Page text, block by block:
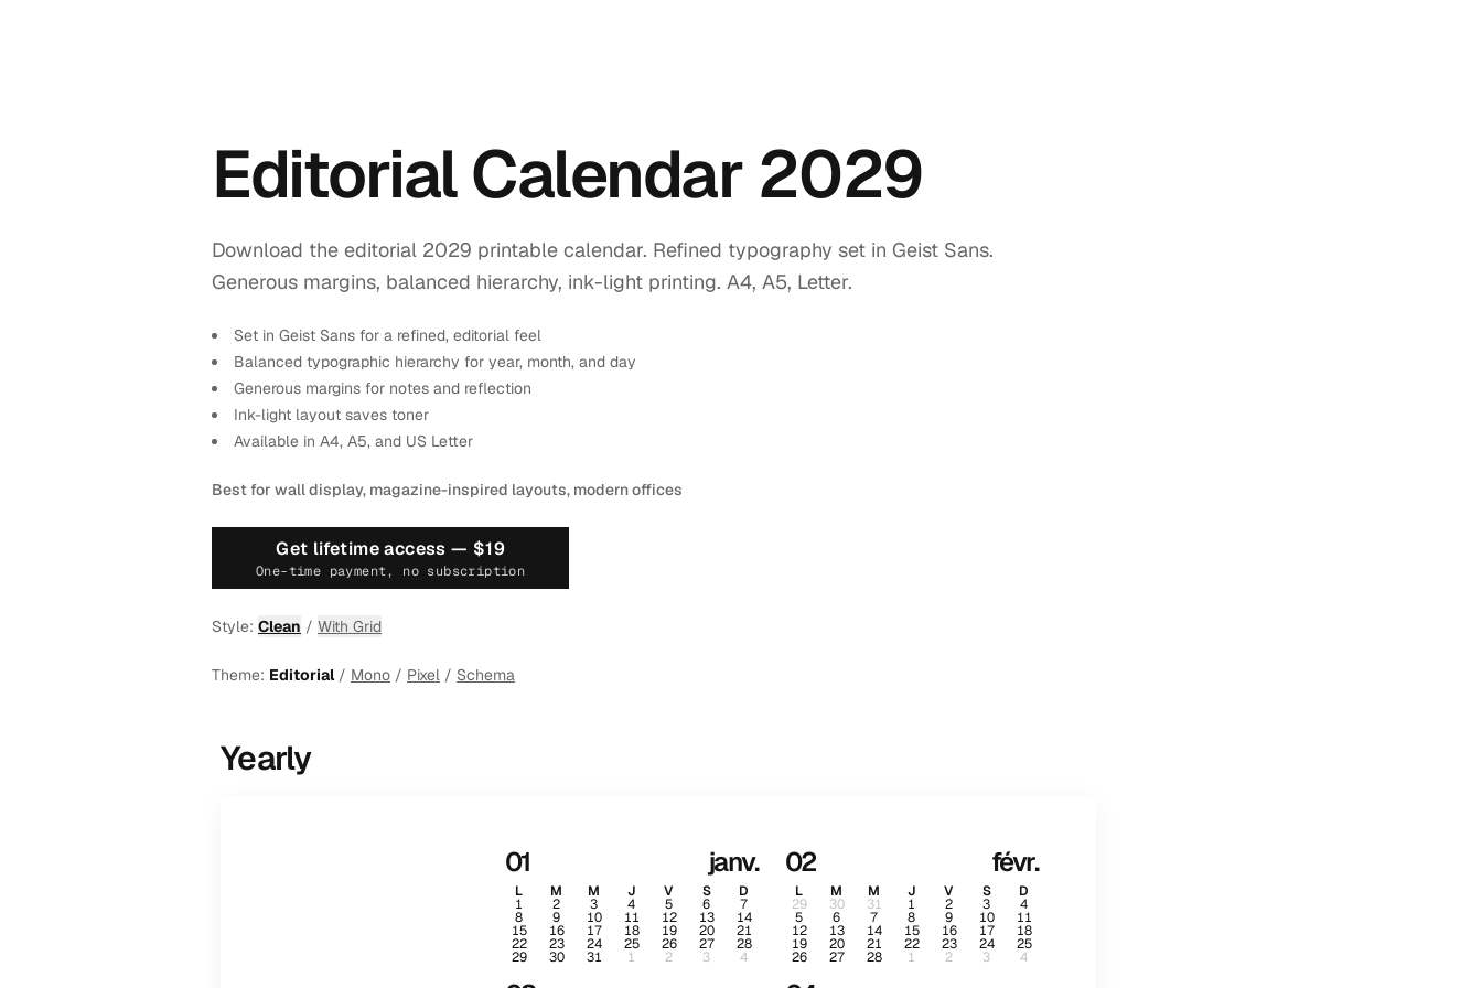
Editorial Calendar 2029
Download the editorial 2029 printable calendar. Refined typography set in Geist Sans.
Generous margins, balanced hierarchy, ink-light printing. A4, A5, Letter.
Set in Geist Sans for a refined, editorial feel
Balanced typographic hierarchy for year, month, and day
Generous margins for notes and reflection
Ink-light layout saves toner
Available in A4, A5, and US Letter
Best for wall display, magazine-inspired layouts, modern offices
Get lifetime access — $19
One-time payment, no subscription
Style: Clean / With Grid
Theme: Editorial/ Mono / Pixel / Schema
Yearly
01 janv.
L M M J V S D
1 2 3 4 5 6 7
8 9 10 11 12 13 14
15 16 17 18 19 20 21
22 23 24 25 26 27 28
29 30 31 1 2 3 4
02 févr.
L M M J V S D
29 30 31 1 2 3 4
5 6 7 8 9 10 11
12 13 14 15 16 17 18
19 20 21 22 23 24 25
26 27 28 1 2 3 4